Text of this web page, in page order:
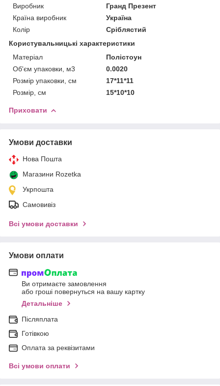
Виробник
Гранд Презент
Країна виробник
Україна
Колір
Сріблястий
Користувальницькі характеристики
Матеріал
Полістоун
Об'єм упаковки, м3
0.0020
Розмір упаковки, см
17*11*11
Розмір, см
15*10*10
Приховати
Умови доставки
Нова Пошта
Магазини Rozetka
Укрпошта
Самовивіз
Всі умови доставки
Умови оплати
Ви отримаєте замовлення
або гроші повернуться на вашу картку
Детальніше
Післяплата
Готівкою
Оплата за реквізитами
Всі умови оплати